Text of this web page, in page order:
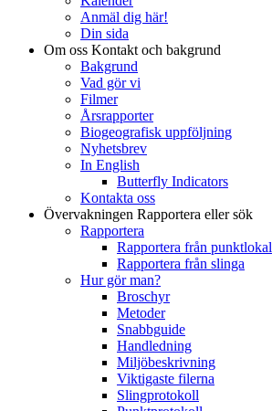
Anmäl dig här!
Din sida
Om oss Kontakt och bakgrund
Bakgrund
Vad gör vi
Filmer
Årsrapporter
Biogeografisk uppföljning
Nyhetsbrev
In English
Butterfly Indicators
Kontakta oss
Övervakningen Rapportera eller sök
Rapportera
Rapportera från punktlokal
Rapportera från slinga
Hur gör man?
Broschyr
Metoder
Snabbguide
Handledning
Miljöbeskrivning
Viktigaste filerna
Slingprotokoll